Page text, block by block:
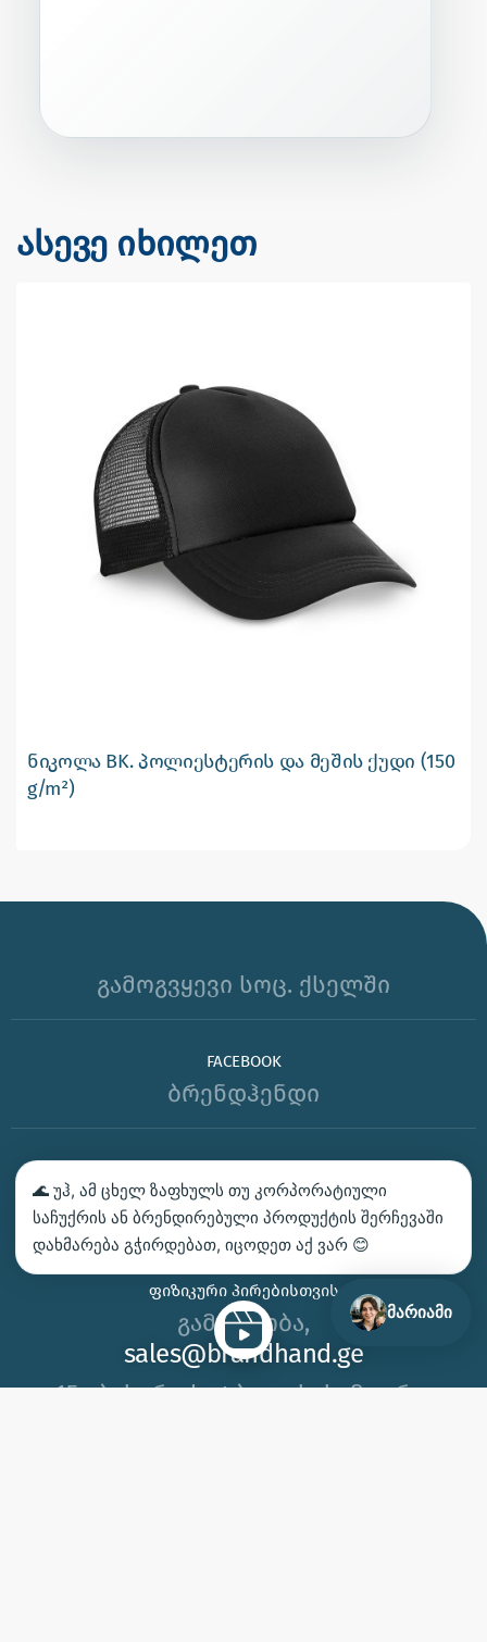
ასევე იხილეთ
ნიკოლა BK. პოლიესტერის და მეშის ქუდი (150
g/m²)
გამოგვყევი სოც. ქსელში
FACEBOOK
ბრენდჰენდი
ᲙᲝᲜᲢᲐᲥᲢᲘ
ᲩᲕᲔᲜ ᲛᲝᲒᲕᲬᲝᲜᲡ
ᲤᲘᲖᲘᲙᲣᲠᲘ ᲞᲘᲠᲔᲑᲘᲡᲗᲕᲘᲡ
გამარჯობა,
sales@brandhand.ge
15 აბუსერიძე ტბელის, სამგორი,
მარიამი
🌊 უჰ, ამ ცხელ ზაფხულს თუ კორპორატიული
საჩუქრის ან ბრენდირებული პროდუქტის შერჩევაში
დახმარება გჭირდებათ, იცოდეთ აქ ვარ 😊